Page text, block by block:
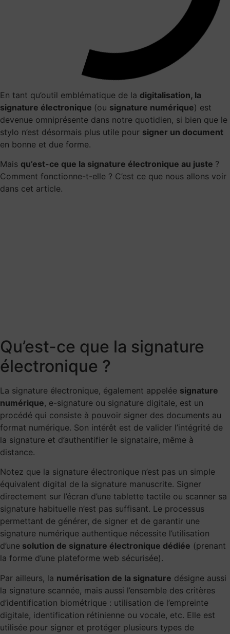
En tant qu’outil emblématique de la digitalisation, la
signature électronique (ou signature numérique) est
devenue omniprésente dans notre quotidien, si bien que le
stylo n’est désormais plus utile pour signer un document
en bonne et due forme.
Mais qu’est-ce que la signature électronique au juste ?
Comment fonctionne-t-elle ? C’est ce que nous allons voir
dans cet article.
Qu’est-ce que la signature
électronique ?
La signature électronique, également appelée signature
numérique, e-signature ou signature digitale, est un
procédé qui consiste à pouvoir signer des documents au
format numérique. Son intérêt est de valider l’intégrité de
la signature et d’authentifier le signataire, même à
distance.
Notez que la signature électronique n’est pas un simple
équivalent digital de la signature manuscrite. Signer
directement sur l’écran d’une tablette tactile ou scanner sa
signature habituelle n’est pas suffisant. Le processus
permettant de générer, de signer et de garantir une
signature numérique authentique nécessite l’utilisation
d’une solution de signature électronique dédiée (prenant
la forme d’une plateforme web sécurisée).
Par ailleurs, la numérisation de la signature désigne aussi
la signature scannée, mais aussi l’ensemble des critères
d’identification biométrique : utilisation de l’empreinte
digitale, identification rétinienne ou vocale, etc. Elle est
utilisée pour signer et protéger plusieurs types de